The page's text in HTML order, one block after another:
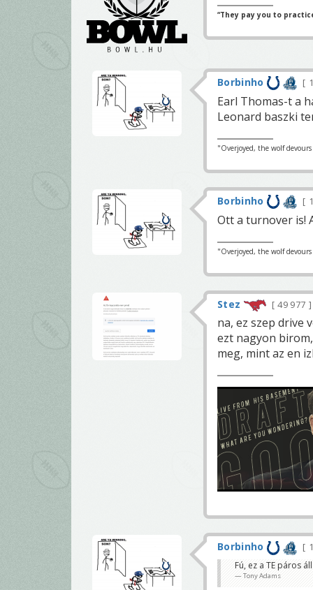
“They pay you to
Borbinho
Earl Thomas-t a
Leonard baszki
"Overjoyed, the wolf
Borbinho
Ott a turnover is!
"Overjoyed, the wolf
Stez 49 977
na, ez szep drive
ezt nagyon
meg, mint az en
Borbinho
Fú, ez a TE páros
Tony Adams